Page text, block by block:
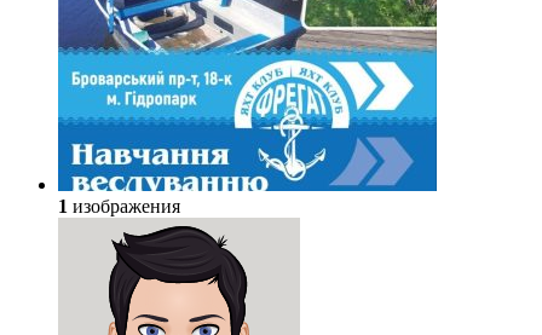
1 изображения